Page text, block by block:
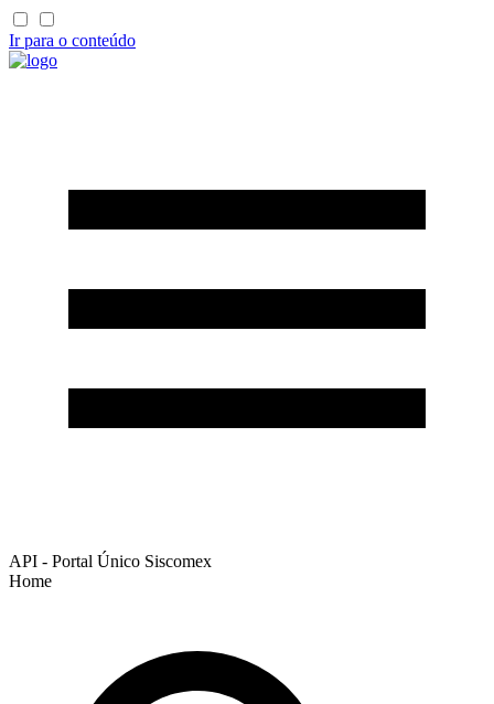
Ir para o conteúdo
API - Portal Único Siscomex
Home